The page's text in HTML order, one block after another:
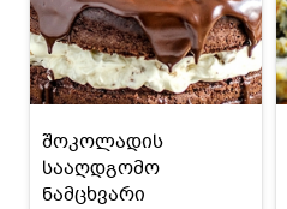
შოკოლადის
სააღდგომო
ნამცხვარი